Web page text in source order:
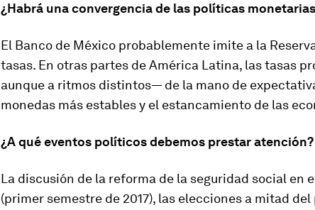
¿Habrá una convergencia de las políticas
El Banco de México probablemente imite a la
tasas. En otras partes de América Latina, las tasas
aunque a ritmos distintos— de la mano de
monedas más estables y el estancamiento de las
¿A qué eventos políticos debemos prestar atención?
La discusión de la reforma de la seguridad social en
(primer semestre de 2017), las elecciones a mitad